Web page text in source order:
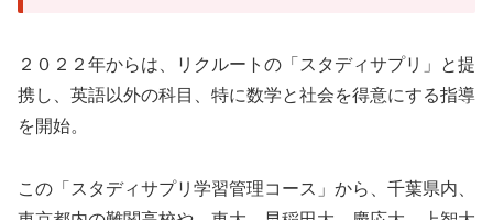
２０２２年からは、リクルートの「スタディサプリ」と提
携し、英語以外の科目、特に数学と社会を得意にする指導
を開始。
この「スタディサプリ学習管理コース」から、千葉県内、